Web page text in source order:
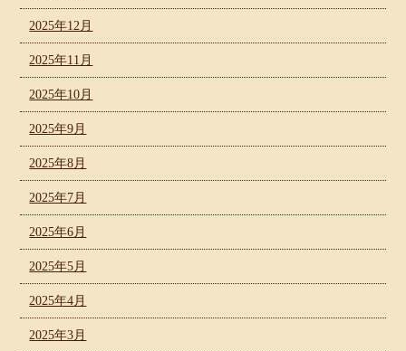
2025年12月
2025年11月
2025年10月
2025年9月
2025年8月
2025年7月
2025年6月
2025年5月
2025年4月
2025年3月